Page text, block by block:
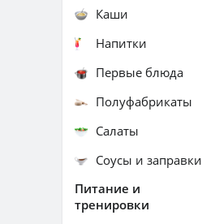
Каши
Напитки
Первые блюда
Полуфабрикаты
Салаты
Соусы и заправки
Питание и
тренировки